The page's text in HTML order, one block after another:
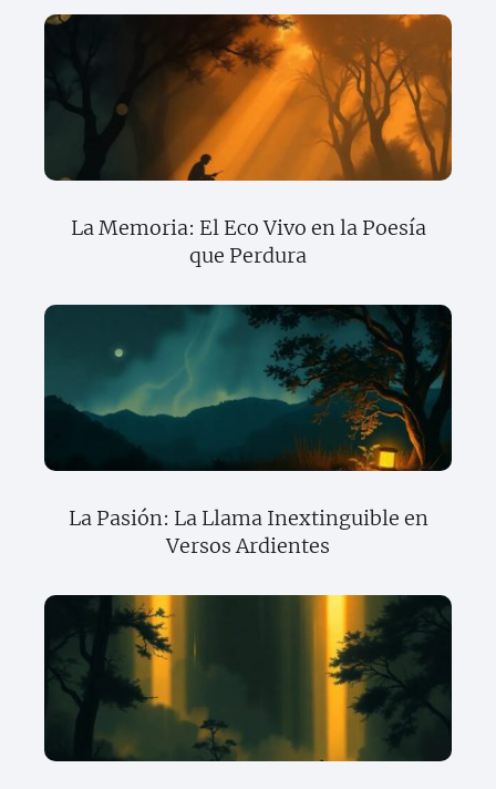
La Memoria: El Eco Vivo en la Poesía
que Perdura
La Pasión: La Llama Inextinguible en
Versos Ardientes